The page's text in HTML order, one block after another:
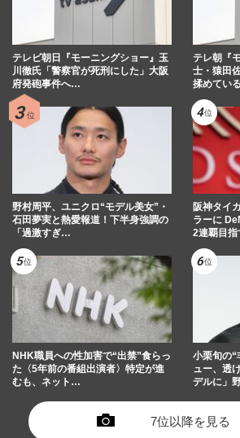
テレビ朝日『モーニングショー』玉
川徹氏「警察官が死刑にした」大阪
府発砲事件へ…
テレ朝『
士・猿田
揉めてい
野村周平、ユニクロ“モデル美女”・
石田夢実と熱愛報道！下半身強調の
「過激すぎ…
阪神タイ
ラーに
2連覇目
NHK職員への性加害で“出禁”食らっ
た〈5年前の番組出演者〉特定が進
むも、ネット…
小栗旬の“
ュー、透
デルに」
7位以降を見る